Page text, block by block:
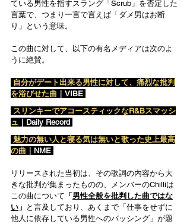
ている男性を指すスラング「Scrub」を否定した
言葉で、つまり一言で言えば「ダメ男はお断
り」という意味。
この曲に対して、以下の有名メディアは次のよ
うに絶賛。
を浴びせた曲 ｜VIBE
ュ ｜Daily Record
の曲 ｜NME
リリースされた当初は、その歌詞の内容から大
きな批判が集まったものの、メンバーのChilliは
この曲について 「男性全般を批判した曲ではな
い 」 と言及しており、あくまで「仕事をせずに
他人に依存している男性へのバッシング」が題